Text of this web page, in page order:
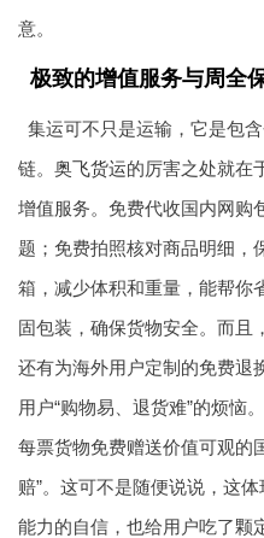
意。
极致的增值服务与周全
集运可不只是运输，它是包
链。 奥飞货运的厉害之处就在
增值服务。免费代收国内网购
题；免费拍照核对商品明细，
箱，减少体积和重量，能帮你
固包装，确保货物安全。而且
还有为海外用户定制的免费退
用户“购物易、退货难”的烦恼
每票货物免费赠送价值可观的
赔”。这可不是随便说说，这
能力的自信，也给用户吃了颗